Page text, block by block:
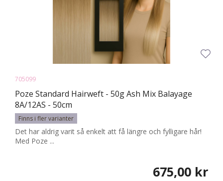
705099
Poze Standard Hairweft - 50g Ash Mix Balayage
8A/12AS - 50cm
Finns i fler varianter
Det har aldrig varit så enkelt att få längre och fylligare hår!
Med Poze ...
675,00 kr